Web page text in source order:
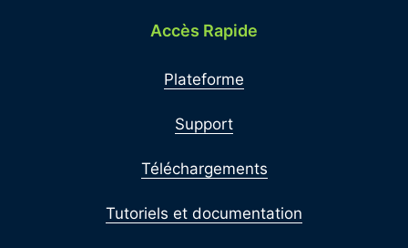
Accès Rapide
Plateforme
Support
Téléchargements
Tutoriels et documentation